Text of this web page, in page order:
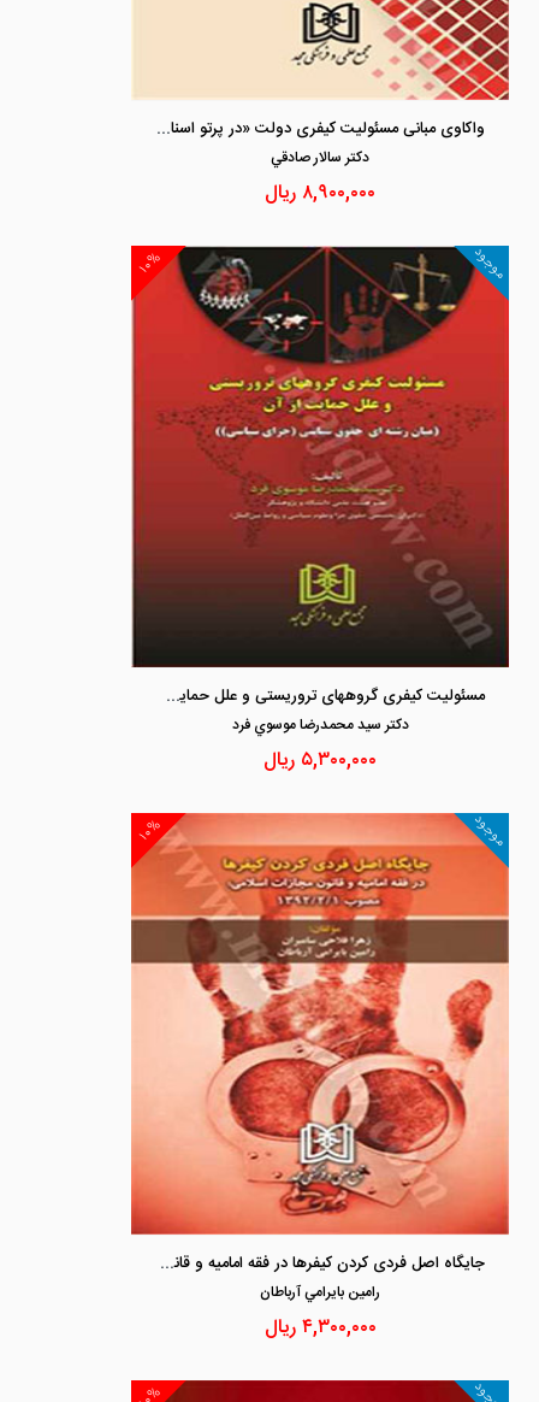
واکاوی مبانی مسئولیت کیفری دولت «در پرتو اسناد بین المللی»
دكتر سالار صادقي
۸,۹۰۰,۰۰۰ ریال
۱۰% موجود
مسئولیت کیفری گروههای تروریستی و علل حمایت از آن
دكتر سيد محمدرضا موسوي فرد
۵,۳۰۰,۰۰۰ ریال
۱۰% موجود
جایگاه اصل فردی کردن کیفرها در فقه امامیه و قانون مجازات اسلامی مصوب 1392/2/1
رامين بايرامي آرباطان
۴,۳۰۰,۰۰۰ریال